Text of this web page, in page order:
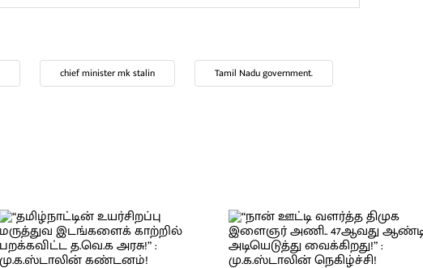
chief minister mk stalin Tamil Nadu government.